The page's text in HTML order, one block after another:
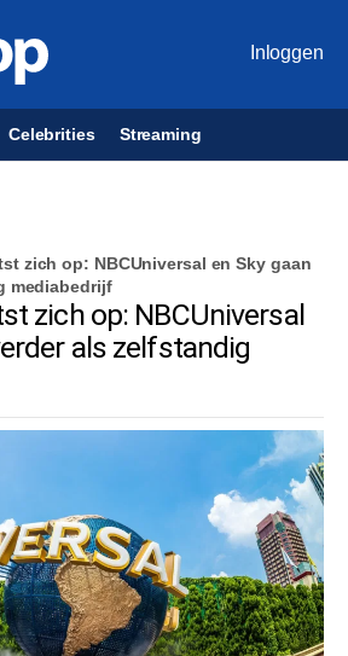
Inloggen
Celebrities Streaming
zich op: NBCUniversal en Sky gaan
mediabedrijf
zich op: NBCUniversal
als zelfstandig